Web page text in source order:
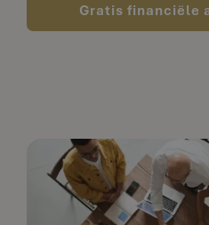
Gratis financiële